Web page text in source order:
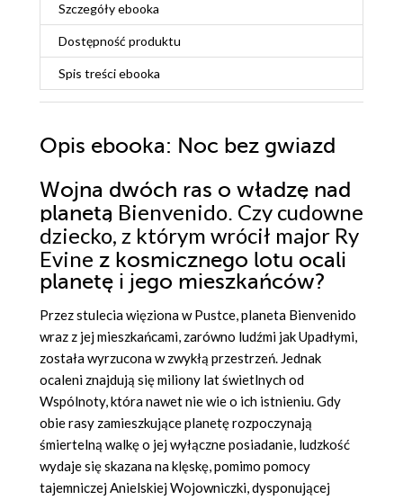
Szczegółyebooka
Dostępność produktu
Spis treściebooka
Opis ebooka: Noc bez gwiazd
Wojna dwóch ras o władzę nad
planetą Bienvenido. Czy cudowne
dziecko, z którym wrócił major Ry
Evine z kosmicznego lotu ocali
planetę i jego mieszkańców?
Przez stulecia więziona w Pustce, planeta Bienvenido
wraz z jej mieszkańcami, zarówno ludźmi jak Upadłymi,
została wyrzucona w zwykłą przestrzeń. Jednak
ocaleni znajdują się miliony lat świetlnych od
Wspólnoty, która nawet nie wie o ich istnieniu. Gdy
obie rasy zamieszkujące planetę rozpoczynają
śmiertelną walkę o jej wyłączne posiadanie, ludzkość
wydaje się skazana na klęskę, pomimo pomocy
tajemniczej Anielskiej Wojowniczki, dysponującej